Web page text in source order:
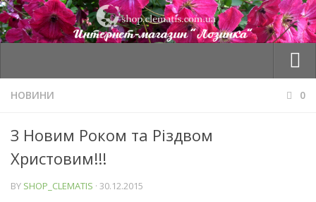
Товари
Корзина
Мій профіль
НОВИНИ 0
З Новим Роком та Різдвом
Христовим!!!
BY SHOP_CLEMATIS · 30.12.2015